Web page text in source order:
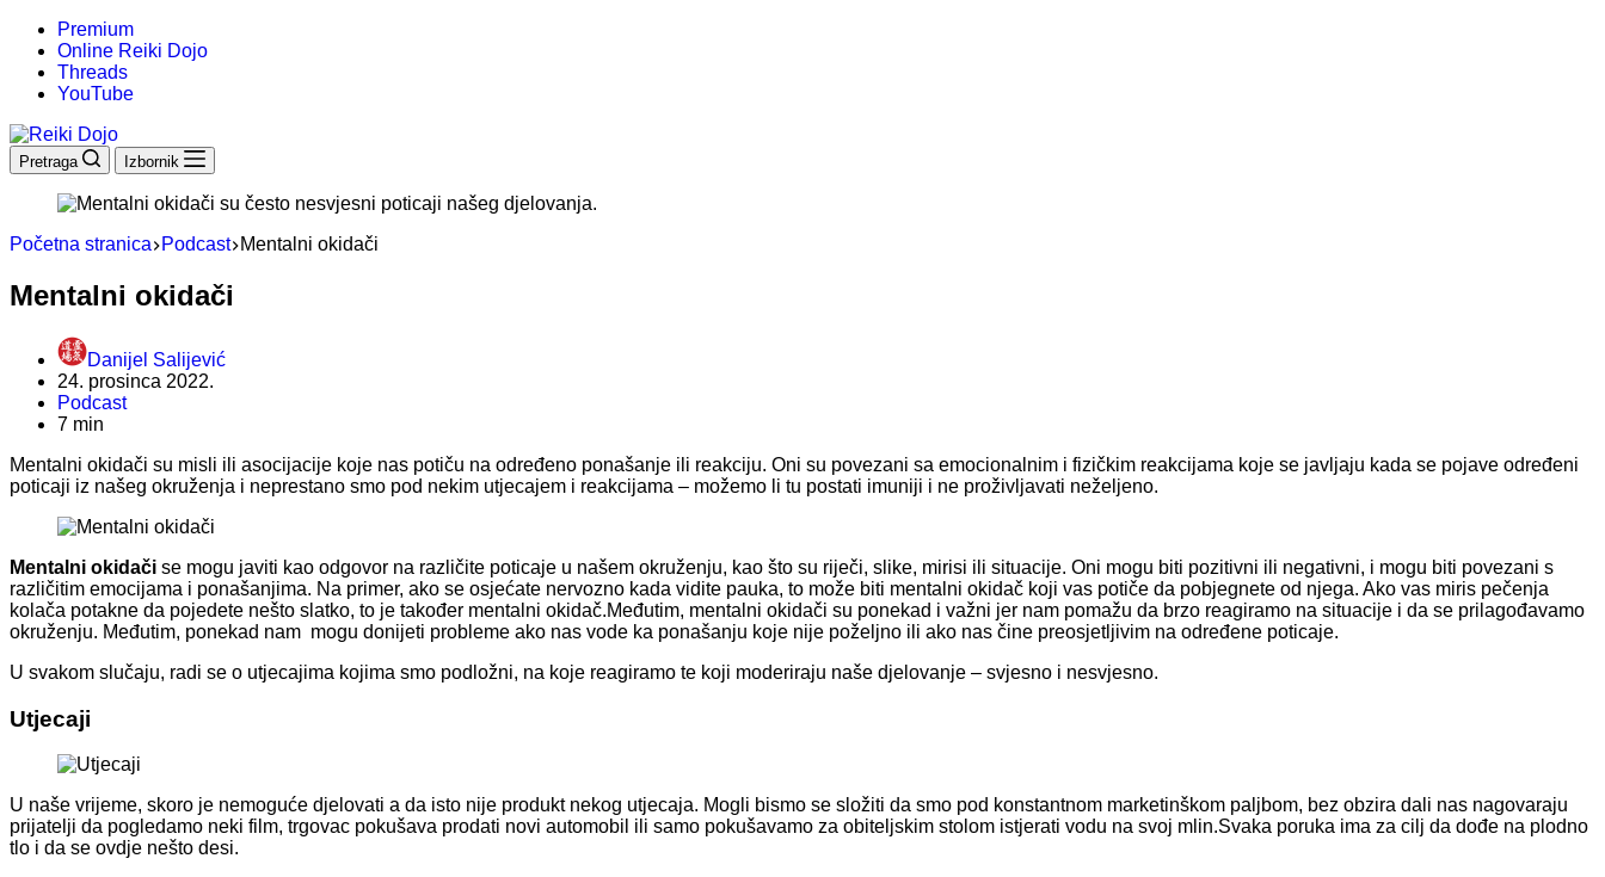
Premium
Online Reiki Dojo
Threads
YouTube
Pretraga Izbornik
Početna stranica Podcast Mentalni okidači
Mentalni okidači
Danijel Salijević
24. prosinca 2022.
Podcast
7 min
Mentalni okidači su misli ili asocijacije koje nas potiču na određeno ponašanje ili reakciju. Oni su povezani sa emocionalnim i fizičkim reakcijama koje se javljaju kada se pojave određeni
poticaji iz našeg okruženja i neprestano smo pod nekim utjecajem i reakcijama – možemo li tu postati imuniji i ne proživljavati neželjeno.
Mentalni okidači se mogu javiti kao odgovor na različite poticaje u našem okruženju, kao što su riječi, slike, mirisi ili situacije. Oni mogu biti pozitivni ili negativni, i mogu biti povezani s
različitim emocijama i ponašanjima. Na primer, ako se osjećate nervozno kada vidite pauka, to može biti mentalni okidač koji vas potiče da pobjegnete od njega. Ako vas miris pečenja
kolača potakne da pojedete nešto slatko, to je također mentalni okidač.Međutim, mentalni okidači su ponekad i važni jer nam pomažu da brzo reagiramo na situacije i da se prilagođavamo
okruženju. Međutim, ponekad nam mogu donijeti probleme ako nas vode ka ponašanju koje nije poželjno ili ako nas čine preosjetljivim na određene poticaje.
U svakom slučaju, radi se o utjecajima kojima smo podložni, na koje reagiramo te koji moderiraju naše djelovanje – svjesno i nesvjesno.
Utjecaji
U naše vrijeme, skoro je nemoguće djelovati a da isto nije produkt nekog utjecaja. Mogli bismo se složiti da smo pod konstantnom marketinškom paljbom, bez obzira dali nas nagovaraju
prijatelji da pogledamo neki film, trgovac pokušava prodati novi automobil ili samo pokušavamo za obiteljskim stolom istjerati vodu na svoj mlin.Svaka poruka ima za cilj da dođe na plodno
tlo i da se ovdje nešto desi.